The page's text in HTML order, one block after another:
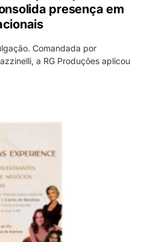
presença em
Comandada por
a RG Produções aplicou